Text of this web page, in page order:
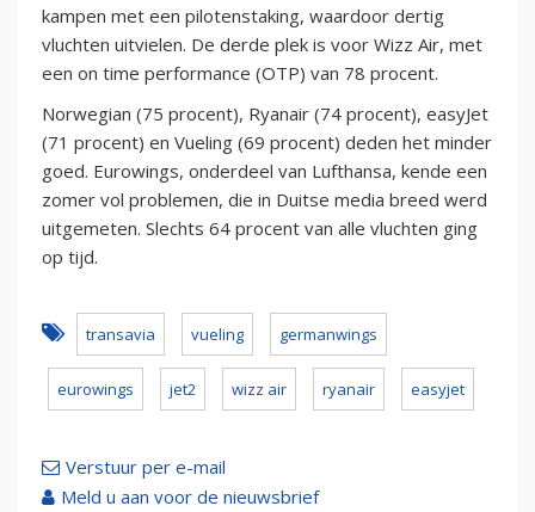
kampen met een pilotenstaking, waardoor dertig
vluchten uitvielen. De derde plek is voor Wizz Air, met
een on time performance (OTP) van 78 procent.
Norwegian (75 procent), Ryanair (74 procent), easyJet
(71 procent) en Vueling (69 procent) deden het minder
goed. Eurowings, onderdeel van Lufthansa, kende een
zomer vol problemen, die in Duitse media breed werd
uitgemeten. Slechts 64 procent van alle vluchten ging
op tijd.
transavia vueling germanwings
eurowings jet2 wizz air ryanair easyjet
Verstuur per e-mail
Meld u aan voor de nieuwsbrief